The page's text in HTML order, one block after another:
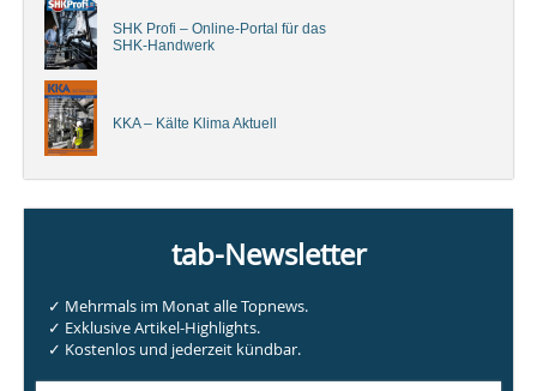
SHK Profi – Online-Portal für das
SHK-Handwerk
KKA – Kälte Klima Aktuell
tab-Newsletter
✓ Mehrmals im Monat alle Topnews.
✓ Exklusive Artikel-Highlights.
✓ Kostenlos und jederzeit kündbar.